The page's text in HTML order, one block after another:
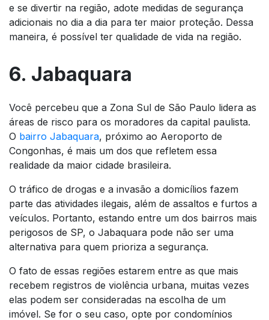
e se divertir na região, adote medidas de segurança
adicionais no dia a dia para ter maior proteção. Dessa
maneira, é possível ter qualidade de vida na região.
6. Jabaquara
Você percebeu que a Zona Sul de São Paulo lidera as
áreas de risco para os moradores da capital paulista.
O bairro Jabaquara, próximo ao Aeroporto de
Congonhas, é mais um dos que refletem essa
realidade da maior cidade brasileira.
O tráfico de drogas e a invasão a domicílios fazem
parte das atividades ilegais, além de assaltos e furtos a
veículos. Portanto, estando entre um dos bairros mais
perigosos de SP, o Jabaquara pode não ser uma
alternativa para quem prioriza a segurança.
O fato de essas regiões estarem entre as que mais
recebem registros de violência urbana, muitas vezes
elas podem ser consideradas na escolha de um
imóvel. Se for o seu caso, opte por condomínios